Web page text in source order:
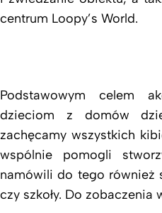
centrum Loopy’s World.
Podstawowym celem
dzieciom z domów
zachęcamy wszystkich
wspólnie pomogli
namówili do tego również
czy szkoły. Do zobaczenia